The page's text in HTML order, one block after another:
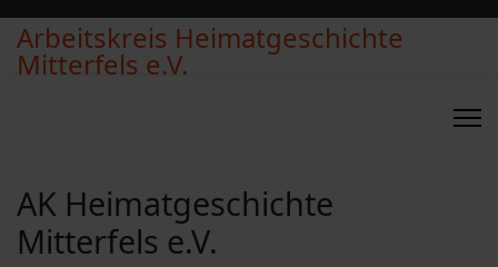
Arbeitskreis Heimatgeschichte
Mitterfels e.V.
AK Heimatgeschichte
Mitterfels e.V.